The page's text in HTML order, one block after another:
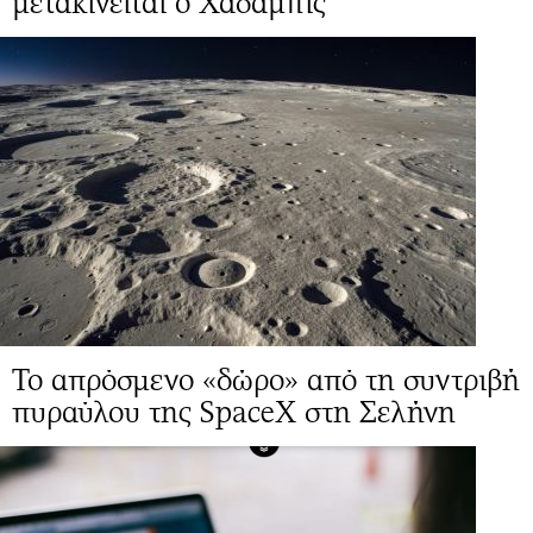
Το απρόσμενο «δώρο» από τη συντριβή
πυραύλου της SpaceX στη Σελήνη